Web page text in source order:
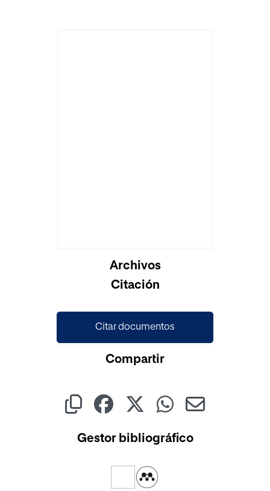
Archivos
Citación
Citar documentos
Compartir
Gestor bibliográfico